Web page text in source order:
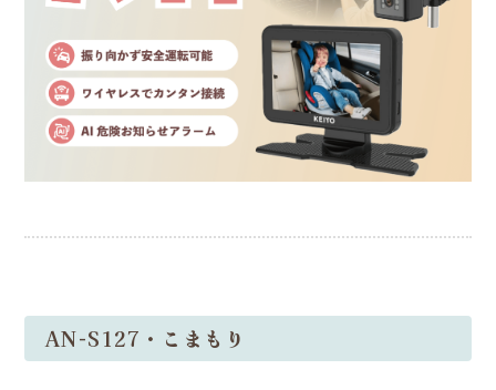
AN-S127・こまもり